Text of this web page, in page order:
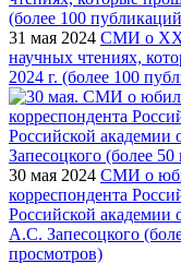
31 мая 2024 СМИ о
научных чтениях,
2024 г. (более 100
30 мая 2024 СМИ о
корреспондента
Российской академии
А.С. Запесоцкого
просмотров)